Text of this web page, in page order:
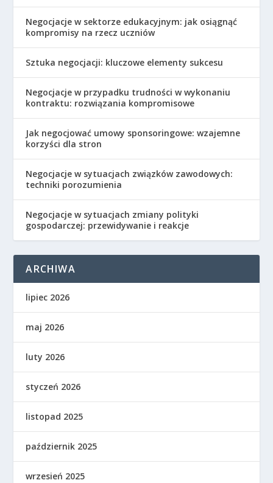
Negocjacje w sektorze edukacyjnym: jak osiągnąć
kompromisy na rzecz uczniów
Sztuka negocjacji: kluczowe elementy sukcesu
Negocjacje w przypadku trudności w wykonaniu
kontraktu: rozwiązania kompromisowe
Jak negocjować umowy sponsoringowe: wzajemne
korzyści dla stron
Negocjacje w sytuacjach związków zawodowych:
techniki porozumienia
Negocjacje w sytuacjach zmiany polityki
gospodarczej: przewidywanie i reakcje
ARCHIWA
lipiec 2026
maj 2026
luty 2026
styczeń 2026
listopad 2025
październik 2025
wrzesień 2025